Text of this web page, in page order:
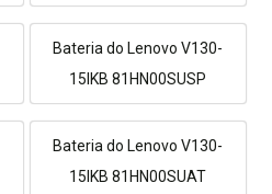
Bateria do Lenovo V130-
15IKB 81HN00SUSP
Bateria do Lenovo V130-
15IKB 81HN00SUAT